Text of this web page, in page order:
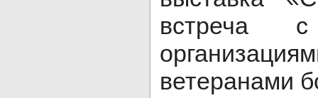
встреча с
ветеранами